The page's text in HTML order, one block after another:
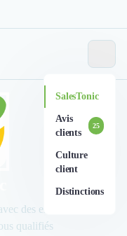
SalesTonic
Avis
clients
25
Culture
client
Distinctions
des experts dédiés à
qualifiés